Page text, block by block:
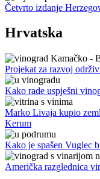
Četvrto izdanje
Hrvatska
Projekat za razvoj
Kako rade uspješni
Marko Livaja kupio
Kerum
Kako je spašen Vuglec
Američka razglednica